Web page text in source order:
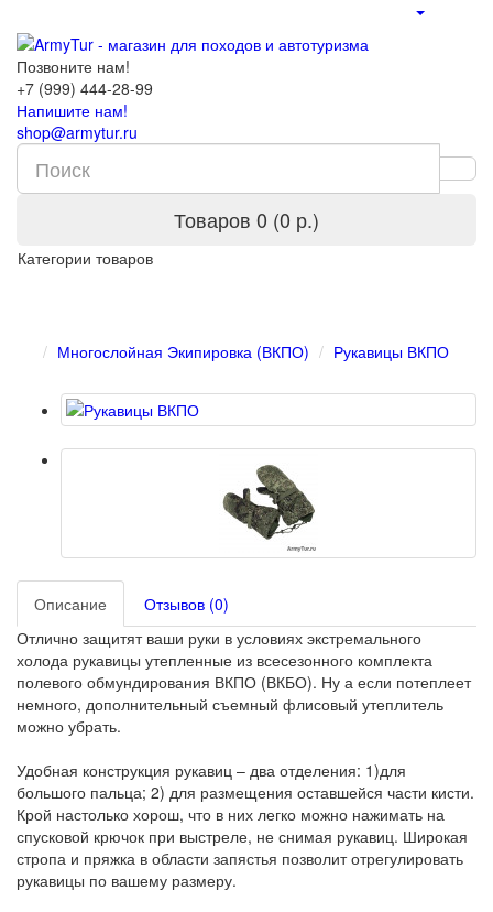
Позвоните нам!
+7 (999) 444-28-99
Напишите нам!
shop@armytur.ru
Товаров 0 (0 р.)
Категории товаров
Многослойная Экипировка (ВКПО) Рукавицы ВКПО
Описание
Отзывов (0)
Отлично защитят ваши руки в условиях экстремального
холода рукавицы утепленные из всесезонного комплекта
полевого обмундирования ВКПО (ВКБО). Ну а если потеплеет
немного, дополнительный съемный флисовый утеплитель
можно убрать.
Удобная конструкция рукавиц – два отделения: 1)для
большого пальца; 2) для размещения оставшейся части кисти.
Крой настолько хорош, что в них легко можно нажимать на
спусковой крючок при выстреле, не снимая рукавиц. Широкая
стропа и пряжка в области запястья позволит отрегулировать
рукавицы по вашему размеру.